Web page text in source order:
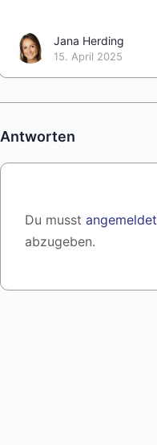
Jana Herding
15. April 2025
Antworten
Du musst angemeldet
abzugeben.